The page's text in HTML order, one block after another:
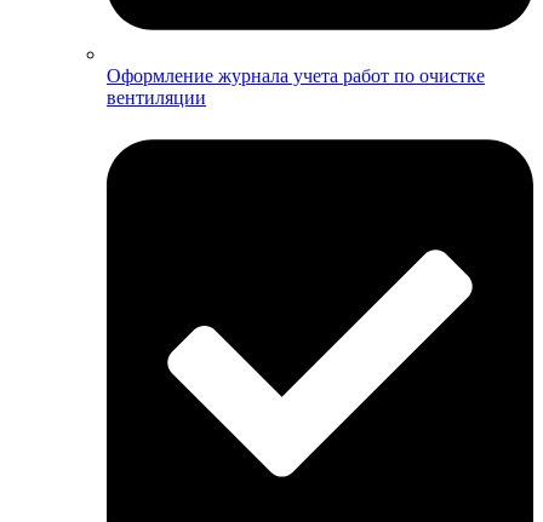
Оформление журнала учета работ по очистке
вентиляции